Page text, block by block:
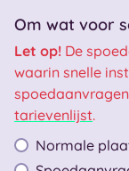
Om wat voor
Let op! De
waarin snelle
tarievenlijst.
Normale